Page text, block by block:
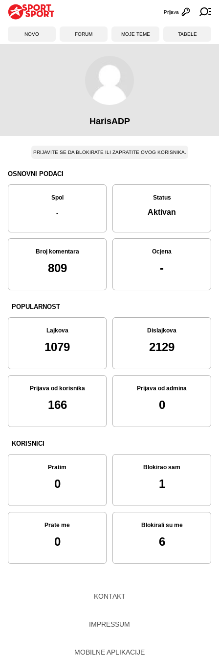
Otvori
Prijava
NOVO FORUM MOJE TEME TABELE
HarisADP
PRIJAVITE SE DA BLOKIRATE ILI ZAPRATITE OVOG KORISNIKA.
OSNOVNI PODACI
Spol
-
Status
Aktivan
Broj komentara
809
Ocjena
-
POPULARNOST
Lajkova
1079
Dislajkova
2129
Prijava od korisnika
166
Prijava od admina
0
KORISNICI
Pratim
0
Blokirao sam
1
Prate me
0
Blokirali su me
6
KONTAKT
IMPRESSUM
MOBILNE APLIKACIJE